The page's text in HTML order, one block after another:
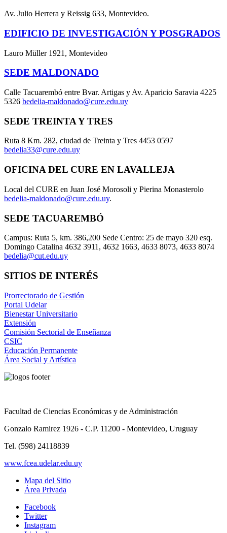
Av. Julio Herrera y Reissig 633, Montevideo.
EDIFICIO DE INVESTIGACIÓN Y POSGRADOS
Lauro Müller 1921, Montevideo
SEDE MALDONADO
Calle Tacuarembó entre Bvar. Artigas y Av. Aparicio Saravia 4225
5326 bedelia-maldonado@cure.edu.uy
SEDE TREINTA Y TRES
Ruta 8 Km. 282, ciudad de Treinta y Tres 4453 0597
bedelia33@cure.edu.uy
OFICINA DEL CURE EN LAVALLEJA
Local del CURE en Juan José Morosoli y Pierina Monasterolo
bedelia-maldonado@cure.edu.uy.
SEDE TACUAREMBÓ
Campus: Ruta 5, km. 386,200 Sede Centro: 25 de mayo 320 esq.
Domingo Catalina 4632 3911, 4632 1663, 4633 8073, 4633 8074
bedelia@cut.edu.uy
SITIOS DE INTERÉS
Prorrectorado de Gestión
Portal Udelar
Bienestar Universitario
Extensión
Comisión Sectorial de Enseñanza
CSIC
Educación Permanente
Área Social y Artística
Facultad de Ciencias Económicas y de Administración
Gonzalo Ramirez 1926 - C.P. 11200 - Montevideo, Uruguay
Tel. (598) 24118839
www.fcea.udelar.edu.uy
Mapa del Sitio
Área Privada
Facebook
Twitter
Instagram